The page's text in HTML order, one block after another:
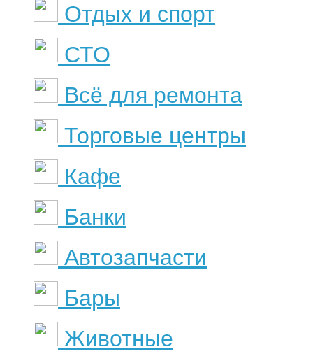
Отдых и спорт
СТО
Всё для ремонта
Торговые центры
Кафе
Банки
Автозапчасти
Бары
Животные